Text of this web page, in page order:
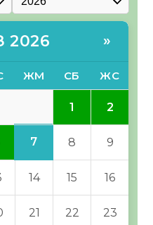
»
ЖМ СБ ЖС
1 2
7 8 9
14 15 16
21 22 23